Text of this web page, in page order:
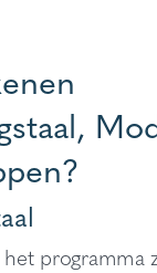
programma